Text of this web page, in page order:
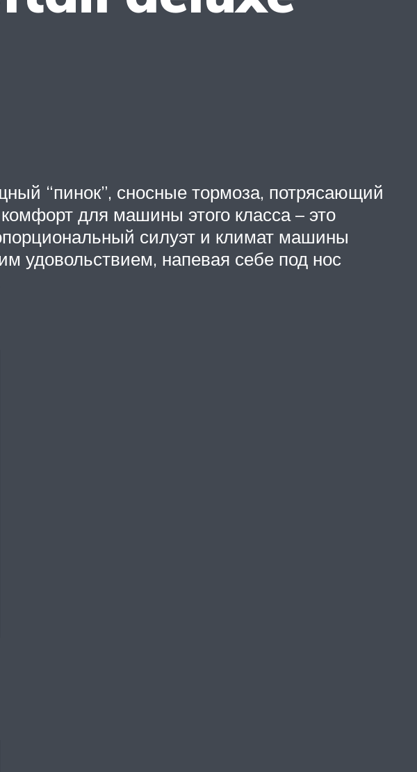
“пинок”, сносные тормоза, потрясающий
для машины этого класса – это
силуэт и климат машины
удовольствием, напевая себе под нос